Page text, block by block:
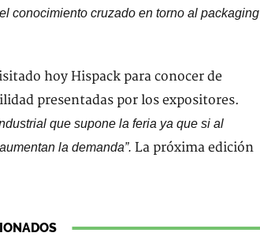
conocimiento cruzado en torno al packaging
hoy Hispack para conocer de
presentadas por los expositores.
que supone la feria ya que si al
la demanda”. La próxima edición